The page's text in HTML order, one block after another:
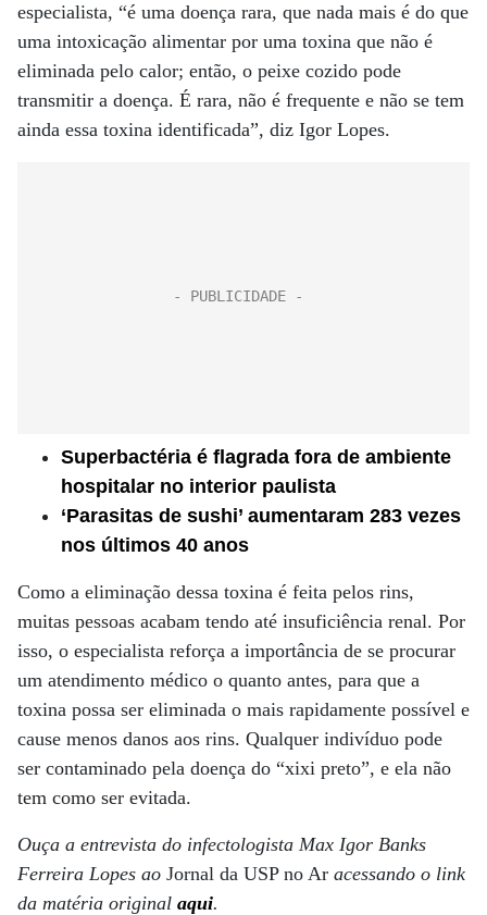
especialista, “é uma doença rara, que nada mais é do que
uma intoxicação alimentar por uma toxina que não é
eliminada pelo calor; então, o peixe cozido pode
transmitir a doença. É rara, não é frequente e não se tem
ainda essa toxina identificada”, diz Igor Lopes.
Superbactéria é flagrada fora de ambiente
hospitalar no interior paulista
‘Parasitas de sushi’ aumentaram 283 vezes
nos últimos 40 anos
Como a eliminação dessa toxina é feita pelos rins,
muitas pessoas acabam tendo até insuficiência renal. Por
isso, o especialista reforça a importância de se procurar
um atendimento médico o quanto antes, para que a
toxina possa ser eliminada o mais rapidamente possível e
cause menos danos aos rins. Qualquer indivíduo pode
ser contaminado pela doença do “xixi preto”, e ela não
tem como ser evitada.
Ouça a entrevista do infectologista Max Igor Banks
Ferreira Lopes ao Jornal da USP no Ar acessando o link
da matéria original aqui.